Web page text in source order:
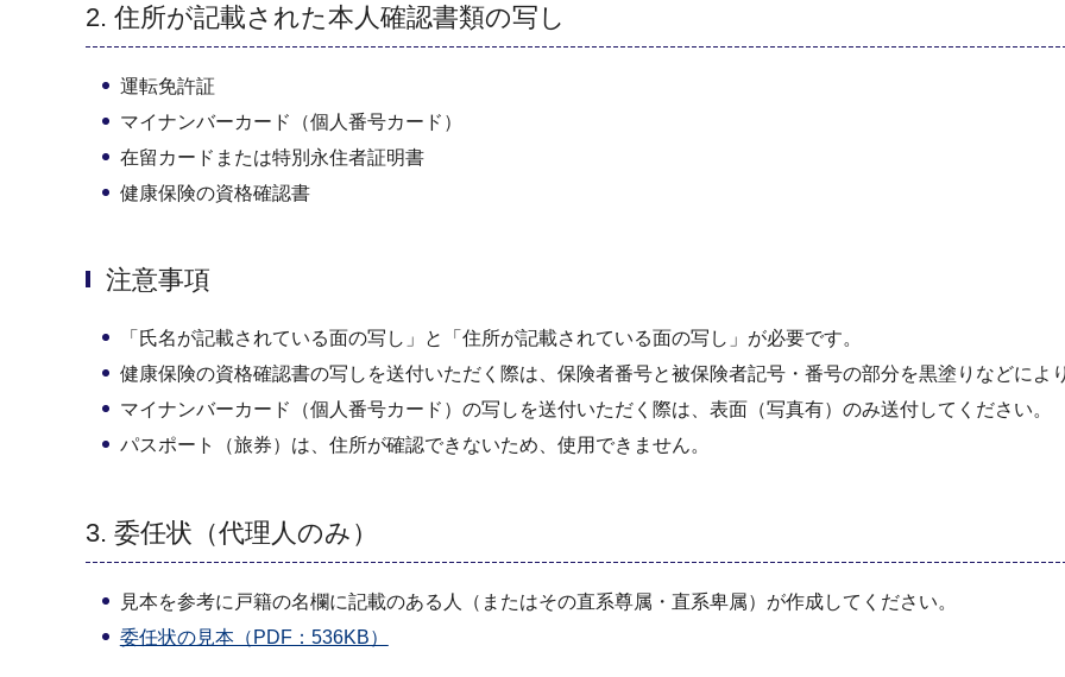
2. 住所が記載された本人確認書類の写し
運転免許証
マイナンバーカード（個人番号カード）
在留カードまたは特別永住者証明書
健康保険の資格確認書
注意事項
「氏名が記載されている面の写し」と「住所が記載されている面の写し」が必要です。
健康保険の資格確認書の写しを送付いただく際は、保険者番号と被保険者記号・番号の部分を黒塗りなどによ
マイナンバーカード（個人番号カード）の写しを送付いただく際は、表面（写真有）のみ送付してください。
パスポート（旅券）は、住所が確認できないため、使用できません。
3. 委任状（代理人のみ）
見本を参考に戸籍の名欄に記載のある人（またはその直系尊属・直系卑属）が作成してください。
委任状の見本（PDF：536KB）